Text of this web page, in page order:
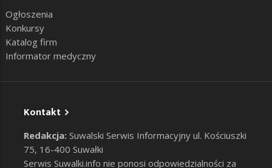
Ogłoszenia
Konkursy
Katalog firm
Informator medyczny
Kontakt
Redakcja: Suwalski Serwis Informacyjny ul. Kościuszki
75, 16-400 Suwałki
Serwis Suwalki.info nie ponosi odpowiedzialności za